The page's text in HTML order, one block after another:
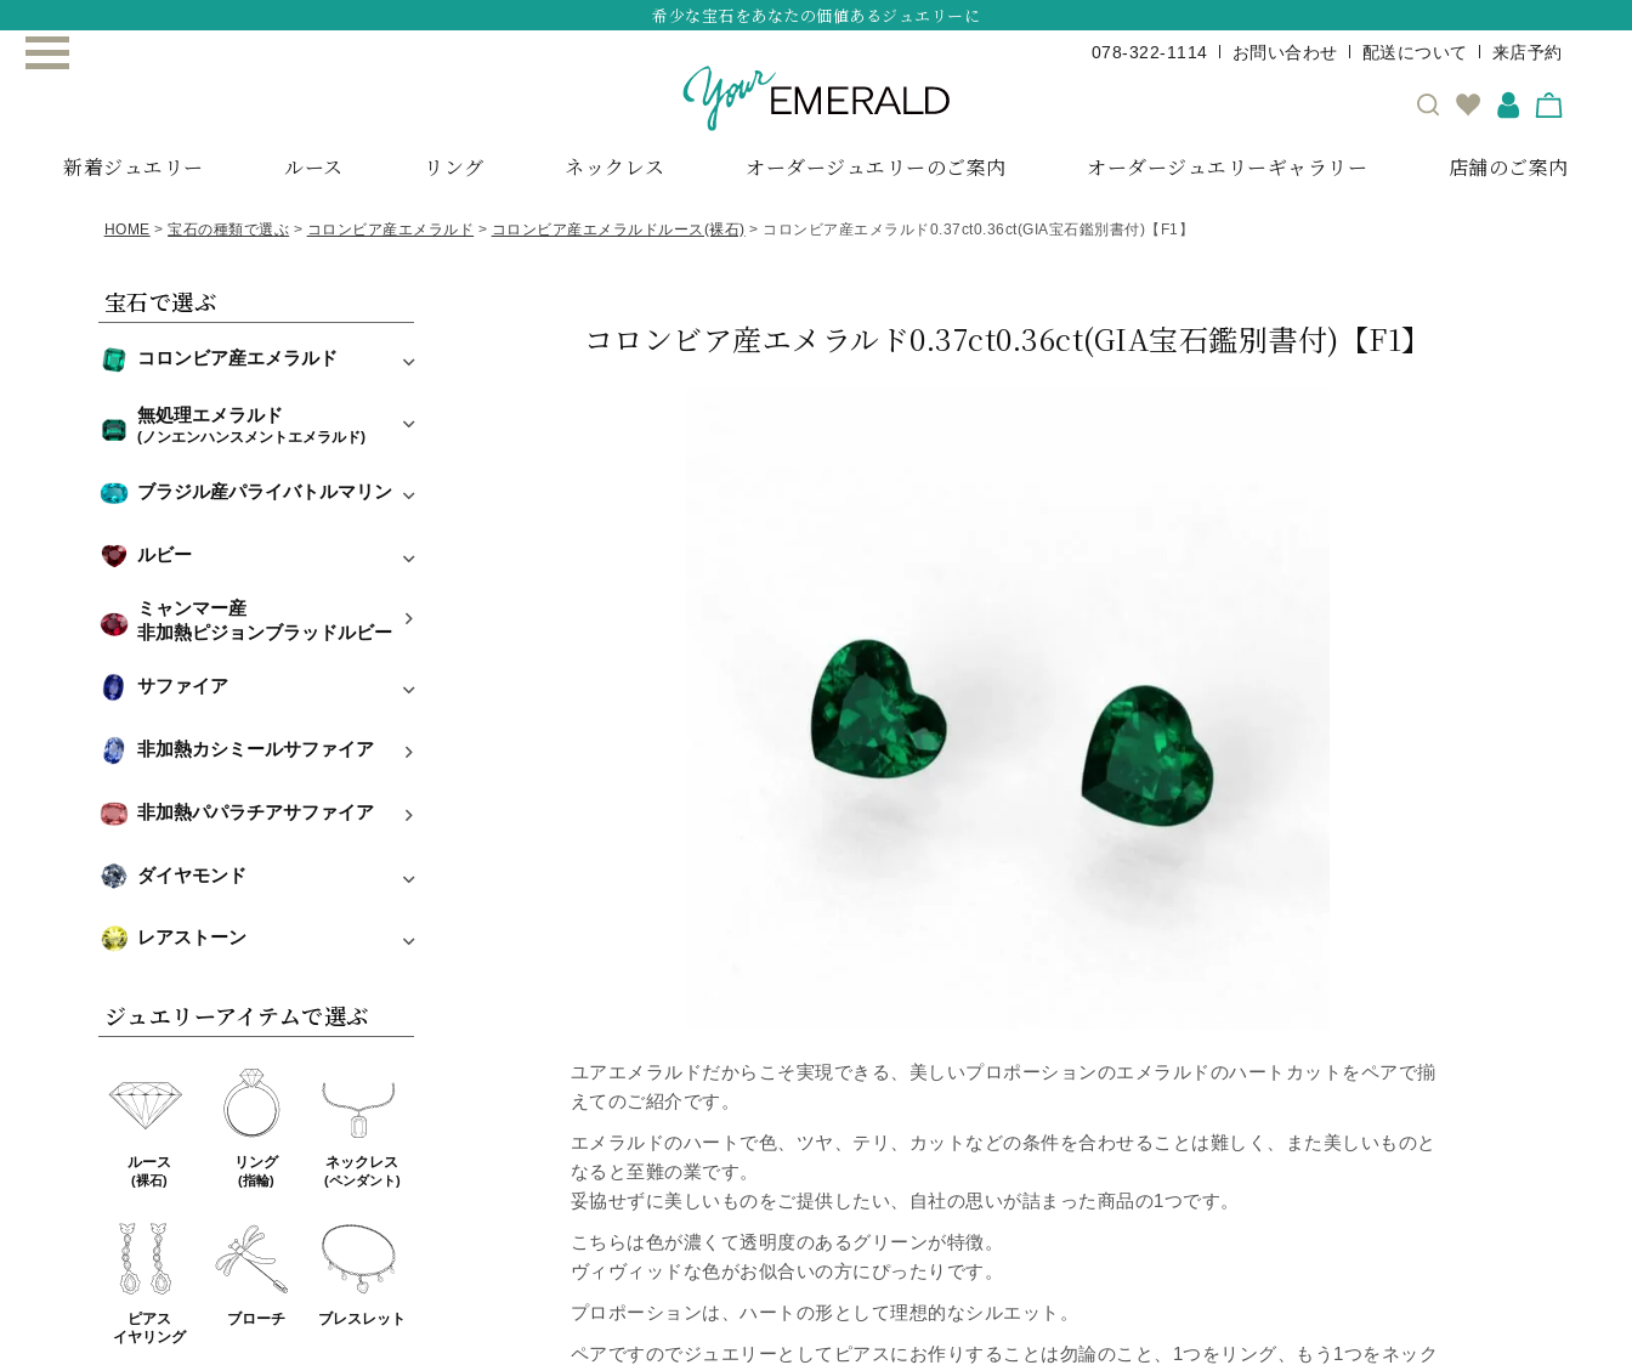
078-322-1114 お問い合わせ 配送について 来店予約
新着ジュエリー ルース リング ネックレス オーダージュエリーのご案内 オーダージュエリーギャラリー 店舗のご案内
希少な宝石をあなたの価値あるジュエリーに
HOME 宝石の種類で選ぶ コロンビア産エメラルド コロンビア産エメラルドルース(裸石) コロンビア産エメラルド0.37ct0.36ct(GIA宝石鑑別書付)【F1】
宝石で選ぶ
コロンビア産エメラルド
無処理エメラルド
(ノンエンハンスメントエメラルド)
ブラジル産パライバトルマリン
ルビー
ミャンマー産
非加熱ピジョンブラッドルビー
サファイア
非加熱カシミールサファイア
非加熱パパラチアサファイア
ダイヤモンド
レアストーン
ジュエリーアイテムで選ぶ
ルース
(裸石)
リング
(指輪)
ネックレス
(ペンダント)
ピアス
イヤリング
ブローチ ブレスレット
コロンビア産エメラルド0.37ct0.36ct(GIA宝石鑑別書付)【F1】
ユアエメラルドだからこそ実現できる、美しいプロポーションのエメラルドのハートカットをペアで揃
えてのご紹介です。
エメラルドのハートで色、ツヤ、テリ、カットなどの条件を合わせることは難しく、また美しいものと
なると至難の業です。
妥協せずに美しいものをご提供したい、自社の思いが詰まった商品の1つです。
こちらは色が濃くて透明度のあるグリーンが特徴。
ヴィヴィッドな色がお似合いの方にぴったりです。
プロポーションは、ハートの形として理想的なシルエット。
ペアですのでジュエリーとしてピアスにお作りすることは勿論のこと、1つをリング、もう1つをネック